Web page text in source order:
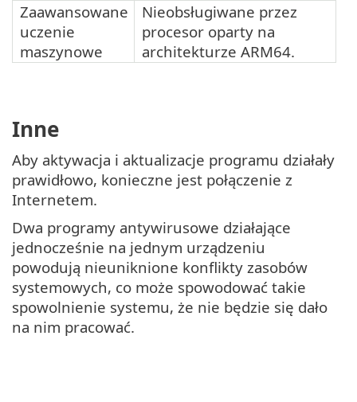
Zaawansowane
uczenie
maszynowe
Nieobsługiwane przez
procesor oparty na
architekturze ARM64.
Inne
Aby aktywacja i aktualizacje programu działały
prawidłowo, konieczne jest połączenie z
Internetem.
Dwa programy antywirusowe działające
jednocześnie na jednym urządzeniu
powodują nieuniknione konflikty zasobów
systemowych, co może spowodować takie
spowolnienie systemu, że nie będzie się dało
na nim pracować.